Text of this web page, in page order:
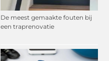
De meest gemaakte fouten bij
een traprenovatie